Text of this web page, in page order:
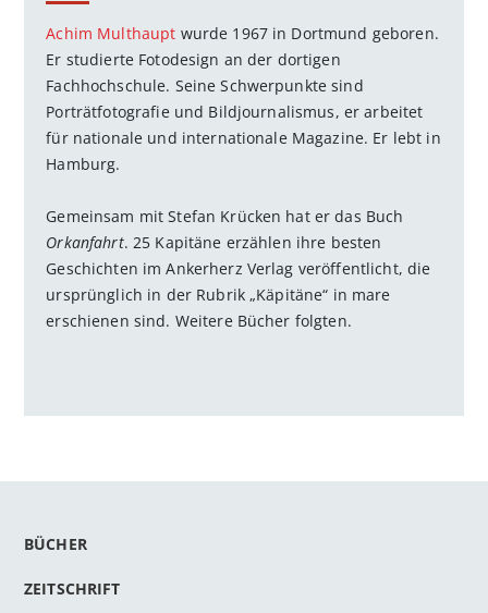
Achim Multhaupt wurde 1967 in Dortmund geboren.
Er studierte Fotodesign an der dortigen
Fachhochschule. Seine Schwerpunkte sind
Porträtfotografie und Bildjournalismus, er arbeitet
für nationale und internationale Magazine. Er lebt in
Hamburg.
Gemeinsam mit Stefan Krücken hat er das Buch
Orkanfahrt. 25 Kapitäne erzählen ihre besten
Geschichten im Ankerherz Verlag veröffentlicht, die
ursprünglich in der Rubrik „Käpitäne“ in mare
erschienen sind. Weitere Bücher folgten.
BÜCHER
ZEITSCHRIFT